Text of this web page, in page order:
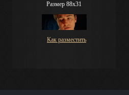
Размер 88х31
Как разместить